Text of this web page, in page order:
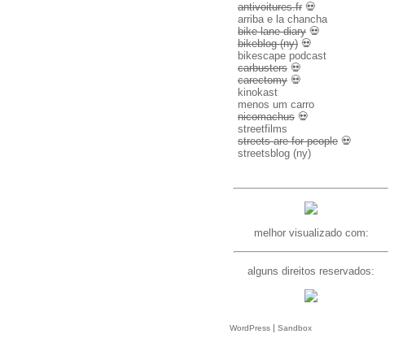
antivoitures.fr 💀
arriba e la chancha
bike lane diary 💀
bikeblog (ny) 💀
bikescape podcast
carbusters 💀
carectomy 💀
kinokast
menos um carro
nicomachus 💀
streetfilms
streets are for people 💀
streetsblog (ny)
melhor visualizado com:
alguns direitos reservados:
WordPress | Sandbox